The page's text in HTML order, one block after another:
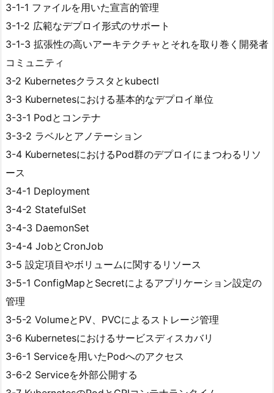
3-1-1 ファイルを用いた宣言的管理
3-1-2 広範なデプロイ形式のサポート
3-1-3 拡張性の高いアーキテクチャとそれを取り巻く開発者
コミュニティ
3-2 Kubernetesクラスタとkubectl
3-3 Kubernetesにおける基本的なデプロイ単位
3-3-1 Podとコンテナ
3-3-2 ラベルとアノテーション
3-4 KubernetesにおけるPod群のデプロイにまつわるリソ
ース
3-4-1 Deployment
3-4-2 StatefulSet
3-4-3 DaemonSet
3-4-4 JobとCronJob
3-5 設定項目やボリュームに関するリソース
3-5-1 ConfigMapとSecretによるアプリケーション設定の
管理
3-5-2 VolumeとPV、PVCによるストレージ管理
3-6 Kubernetesにおけるサービスディスカバリ
3-6-1 Serviceを用いたPodへのアクセス
3-6-2 Serviceを外部公開する